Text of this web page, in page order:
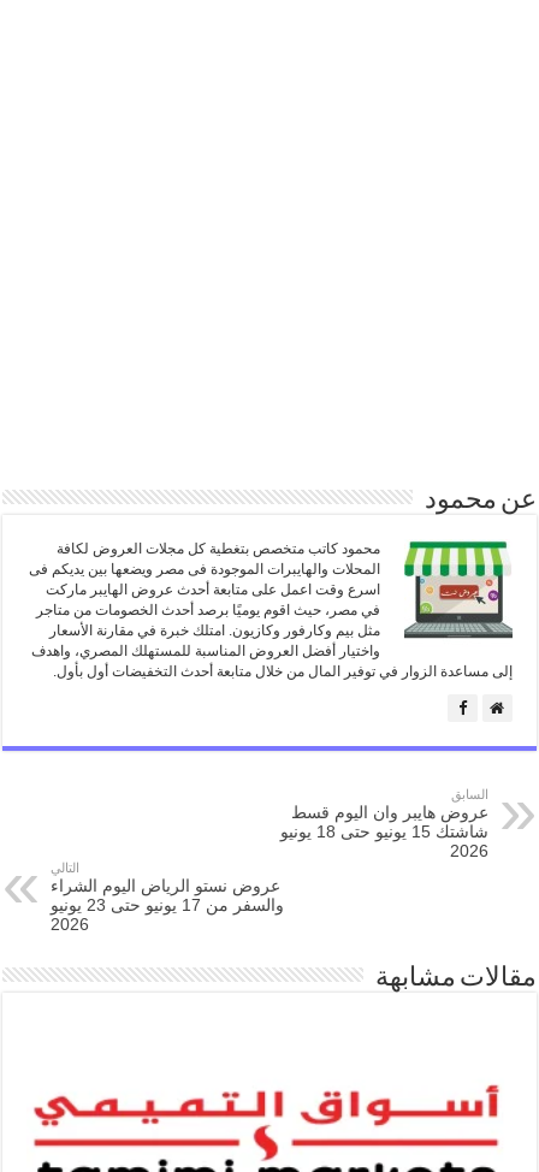
عن محمود
محمود كاتب متخصص بتغطية كل مجلات العروض لكافة
المحلات والهايبرات الموجودة فى مصر ويضعها بين يديكم فى
اسرع وقت اعمل على متابعة أحدث عروض الهايبر ماركت
في مصر، حيث اقوم يوميًا برصد أحدث الخصومات من متاجر
مثل بيم وكارفور وكازيون. امتلك خبرة في مقارنة الأسعار
واختيار أفضل العروض المناسبة للمستهلك المصري، واهدف
إلى مساعدة الزوار في توفير المال من خلال متابعة أحدث التخفيضات أول بأول.
السابق
عروض هايبر وان اليوم قسط
شاشتك 15 يونيو حتى 18 يونيو
2026
التالي
عروض نستو الرياض اليوم الشراء
والسفر من 17 يونيو حتى 23 يونيو
2026
مقالات مشابهة